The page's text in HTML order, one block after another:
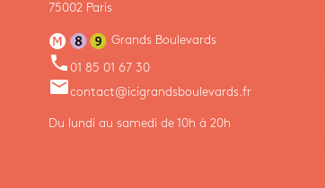
75002 Paris
Grands Boulevards
phone 01 85 01 67 30
emailcontact@icigrandsboulevards.fr
Du lundi au samedi de 10h à 20h